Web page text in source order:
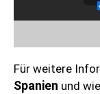
Für weitere
Spanien und